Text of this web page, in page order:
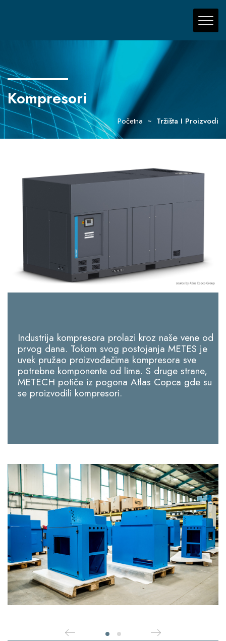
Kompresori
Početna Tržišta I Proizvodi
Industrija kompresora prolazi kroz naše vene od
prvog dana. Tokom svog postojanja METES je
uvek pružao proizvođačima kompresora sve
potrebne komponente od lima. S druge strane,
METECH potiče iz pogona Atlas Copca gde su
se proizvodili kompresori.